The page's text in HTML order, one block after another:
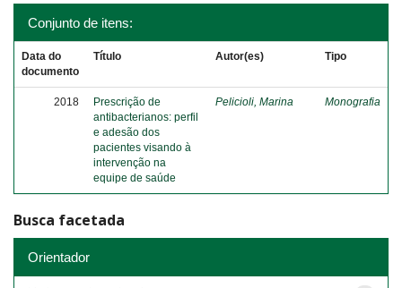
Conjunto de itens:
Data do
documento
Título Autor(es) Tipo
2018
Prescrição de
antibacterianos: perfil
e adesão dos
pacientes visando à
intervenção na
equipe de saúde
Pelicioli, Marina Monografia
Busca facetada
Orientador